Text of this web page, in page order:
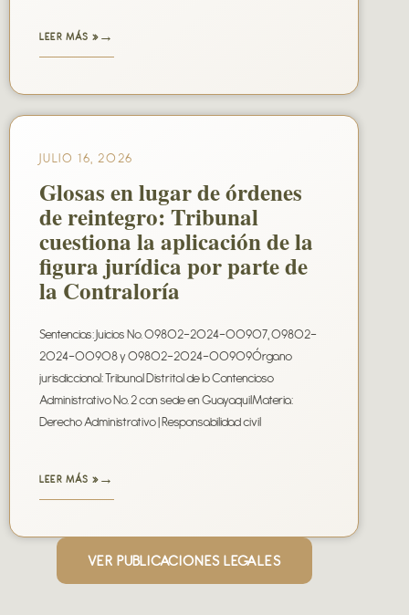
LEER MÁS »
Glosas en lugar de órdenes
de reintegro: Tribunal
cuestiona la aplicación de la
figura jurídica por parte de
la Contraloría
JULIO 16, 2026
Sentencias: Juicios No. 09802-2024-00907, 09802-
2024-00908 y 09802-2024-00909Órgano
jurisdiccional: Tribunal Distrital de lo Contencioso
Administrativo No. 2 con sede en GuayaquilMateria:
Derecho Administrativo | Responsabilidad civil
LEER MÁS »
VER PUBLICACIONES LEGALES